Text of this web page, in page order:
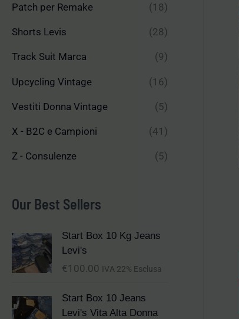
Patch per Remake (18)
Shorts Levis (28)
Track Suit Marca (9)
Upcycling Vintage (16)
Vestiti Donna Vintage (5)
X - B2C e Campioni (41)
Z - Consulenze (5)
Our Best Sellers
Start Box 10 Kg Jeans
Levi's
€ 100.00 IVA 22% Esclusa
Start Box 10 Jeans
Levi's Vita Alta Donna